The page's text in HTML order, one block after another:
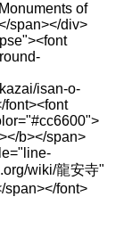
of
span></div>
isan-o-
font><font
b></span>
wiki/龍安寺"
span></font>